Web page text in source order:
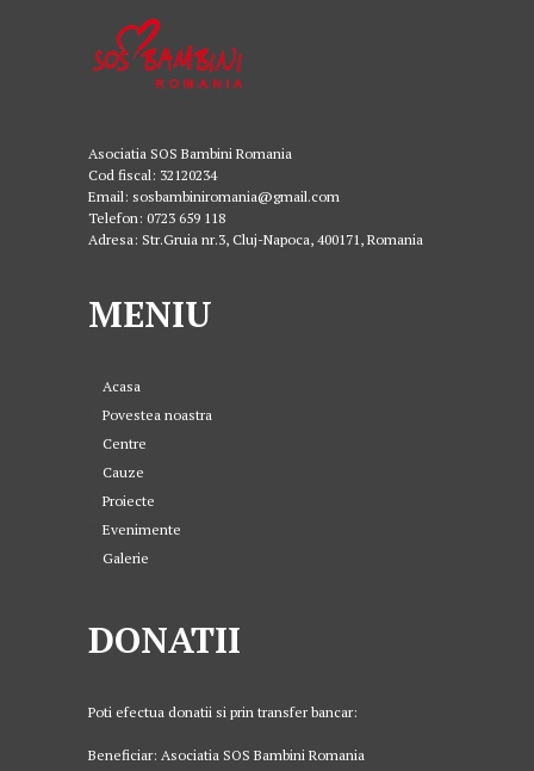
Asociatia SOS Bambini Romania
Cod fiscal: 32120234
Email: sosbambiniromania@gmail.com
Telefon: 0723 659 118
Adresa: Str.Gruia nr.3, Cluj-Napoca, 400171, Romania
MENIU
Acasa
Povestea noastra
Centre
Cauze
Proiecte
Evenimente
Galerie
DONATII
Poti efectua donatii si prin transfer bancar:
Beneficiar: Asociatia SOS Bambini Romania